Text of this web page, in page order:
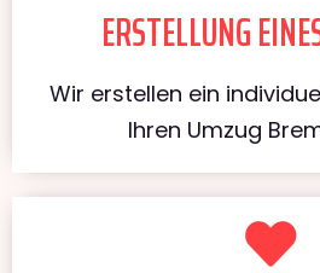
ERSTELLUNG
Wir erstellen ein
Ihren Umzug